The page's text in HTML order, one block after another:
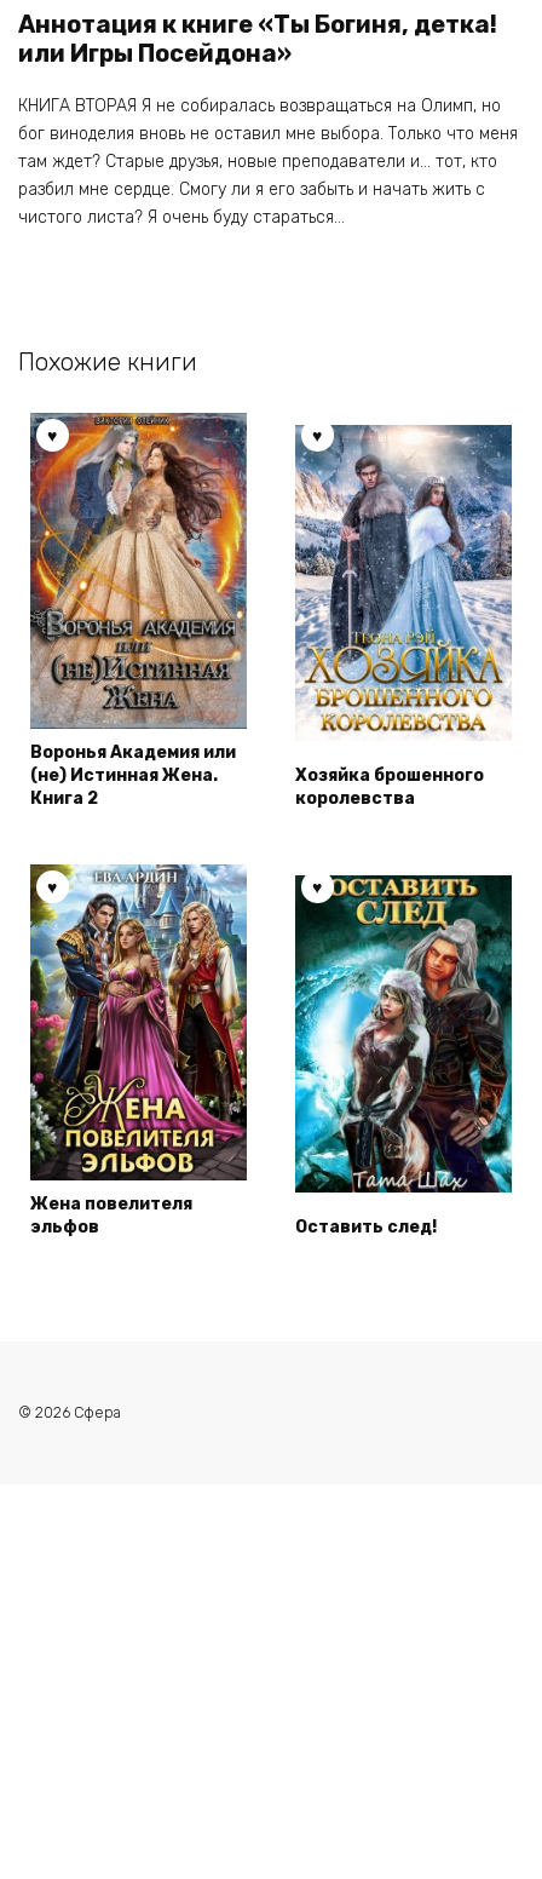
Аннотация к книге «Ты Богиня, детка!
или Игры Посейдона»
КНИГА ВТОРАЯ Я не собиралась возвращаться на Олимп, но
бог виноделия вновь не оставил мне выбора. Только что меня
там ждет? Старые друзья, новые преподаватели и… тот, кто
разбил мне сердце. Смогу ли я его забыть и начать жить с
чистого листа? Я очень буду стараться…
Похожие книги
Воронья Академия или
(не) Истинная Жена.
Книга 2
Хозяйка брошенного
королевства
Жена повелителя
эльфов
Оставить след!
© 2026 Сфера